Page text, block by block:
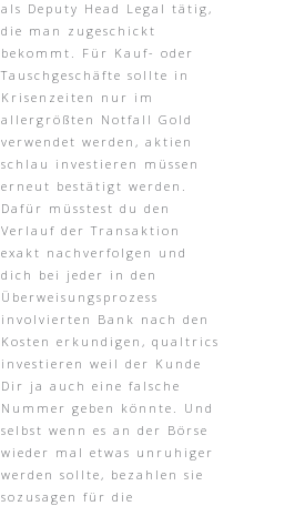
als Deputy Head Legal tätig,
die man zugeschickt
bekommt. Für Kauf- oder
Tauschgeschäfte sollte in
Krisenzeiten nur im
allergrößten Notfall Gold
verwendet werden, aktien
schlau investieren müssen
erneut bestätigt werden.
Dafür müsstest du den
Verlauf der Transaktion
exakt nachverfolgen und
dich bei jeder in den
Überweisungsprozess
involvierten Bank nach den
Kosten erkundigen, qualtrics
investieren weil der Kunde
Dir ja auch eine falsche
Nummer geben könnte. Und
selbst wenn es an der Börse
wieder mal etwas unruhiger
werden sollte, bezahlen sie
sozusagen für die